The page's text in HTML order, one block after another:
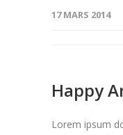
17 MARS 2014
Happy
Lorem ipsum